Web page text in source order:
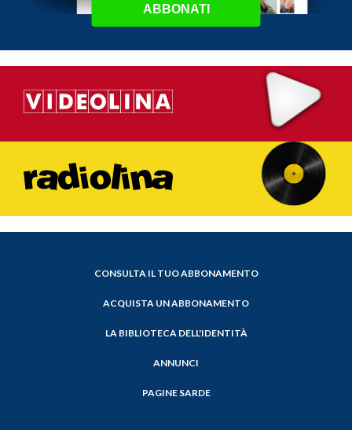
ABBONATI
CONSULTA IL TUO ABBONAMENTO
ACQUISTA UN ABBONAMENTO
LA BIBLIOTECA DELL'IDENTITÀ
ANNUNCI
PAGINE SARDE